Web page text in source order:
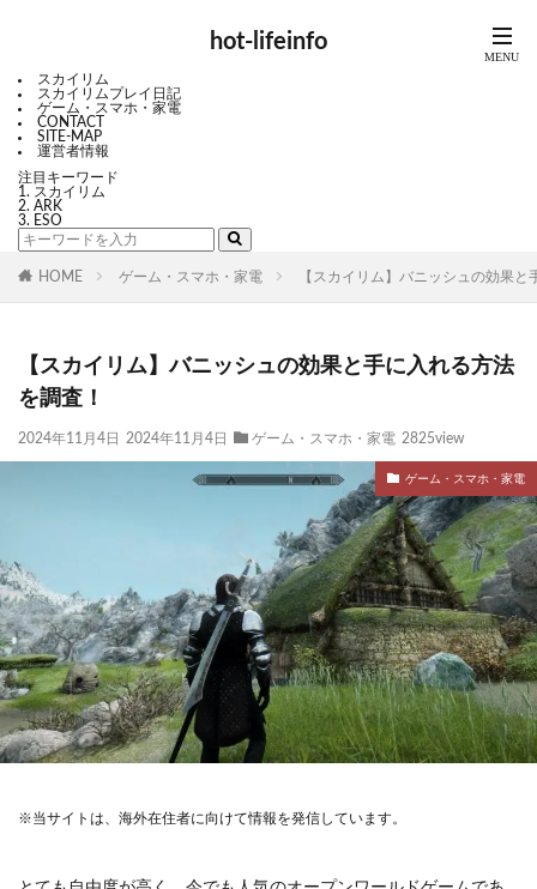
hot-lifeinfo
スカイリム
スカイリムプレイ日記
ゲーム・スマホ・家電
CONTACT
SITE-MAP
運営者情報
注目キーワード
スカイリム
ARK
ESO
HOME ゲーム・スマホ・家電 【スカイリム】バニッシュの効果
【スカイリム】バニッシュの効果と手に入れる方法
を調査！
2024年11月4日 2024年11月4日 ゲーム・スマホ・家電 2825view
ゲーム・スマホ・家電
※当サイトは、海外在住者に向けて情報を発信しています。